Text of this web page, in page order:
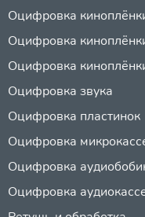
Оцифровка
Оцифровка
Оцифровка
Оцифровка звука
Оцифровка пластинок
Оцифровка
Оцифровка
Оцифровка